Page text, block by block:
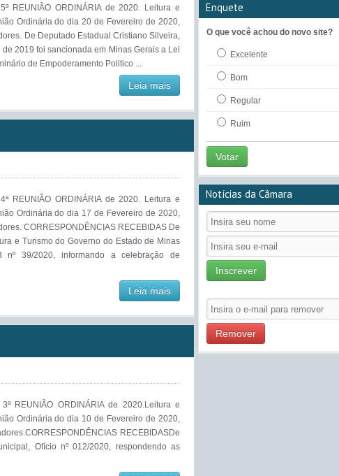
REUNIÃO ORDINÁRIA de 2020. Leitura e
Ordinária do dia 20 de Fevereiro de 2020,
De Deputado Estadual Cristiano Silveira,
2019 foi sancionada em Minas Gerais a Lei
de Empoderamento Politico ...
Leia mais
REUNIÃO ORDINÁRIA de 2020. Leitura e
Ordinária do dia 17 de Fevereiro de 2020,
CORRESPONDÊNCIAS RECEBIDAS De
e Turismo do Governo do Estado de Minas
nº 39/2020, informando a celebração de
Leia mais
3ª REUNIÃO ORDINÁRIA de 2020.Leitura e
Ordinária do dia 10 de Fevereiro de 2020,
RECEBIDASDe
Ofício nº 012/2020, respondendo as
Enquete
O que você achou do novo site?
Excelente
Bom
Regular
Ruim
Votar
Notícias da Câmara
Inscrever
Remover